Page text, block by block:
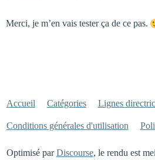
Merci, je m’en vais tester ça de ce pas.
Accueil Catégories Lignes
Conditions générales d'utilisation
Optimisé parDiscourse, le rendu est